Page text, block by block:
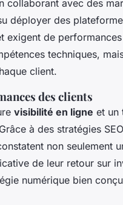
collaborant avec des
déployer des
exigent de
techniques,
client.
des clients
visibilité en ligne et un
à des stratégies
non seulement
de leur retour sur
numérique bien